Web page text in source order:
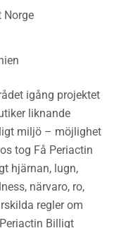
Norge
igång projektet
liknande
miljö – möjlighet
tog Få Periactin
hjärnan, lugn,
närvaro, ro,
regler om
Billigt